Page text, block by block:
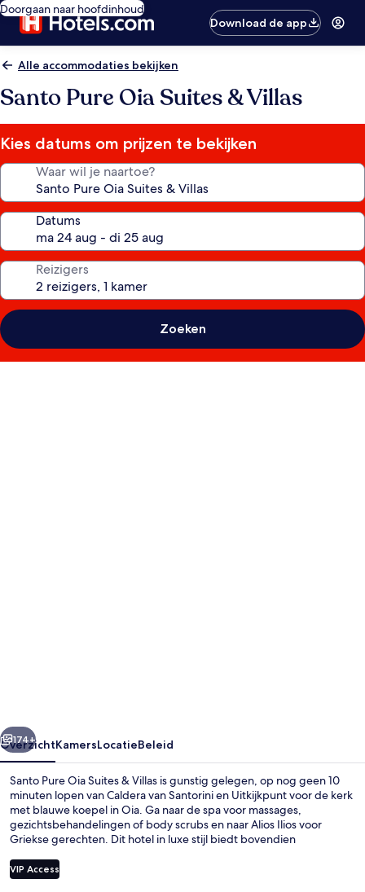
Doorgaan naar hoofdinhoud
Download de app
Alle accommodaties bekijken
Santo Pure Oia Suites & Villas
Kies datums om prijzen te bekijken
Waar wil je naartoe?
Datums
Reizigers
Zoeken
Volgende
174+
OverzichtKamersLocatieBeleid
Santo Pure Oia Suites & Villas is gunstig gelegen, op nog geen 10
minuten lopen van Caldera van Santorini en Uitkijkpunt voor de kerk
met blauwe koepel in Oia. Ga naar de spa voor massages,
gezichtsbehandelingen of body scrubs en naar Alios Ilios voor
Griekse gerechten. Dit hotel in luxe stijl biedt bovendien
zwembad en een fitnesscentrum. Andere reizigers zijn heel
enthousiast over het zwembad en het behulpzame personeel.
VIP Access